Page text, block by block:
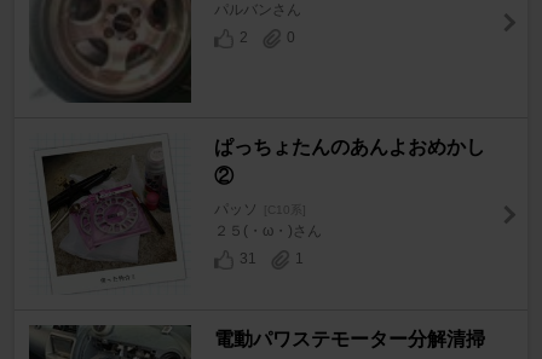
パルバンさん
2
0
ぱっちょたんのあんよおめかし
②
パッソ [C10系]
２５(・ω・)さん
31
1
電動パワステモーター分解清掃